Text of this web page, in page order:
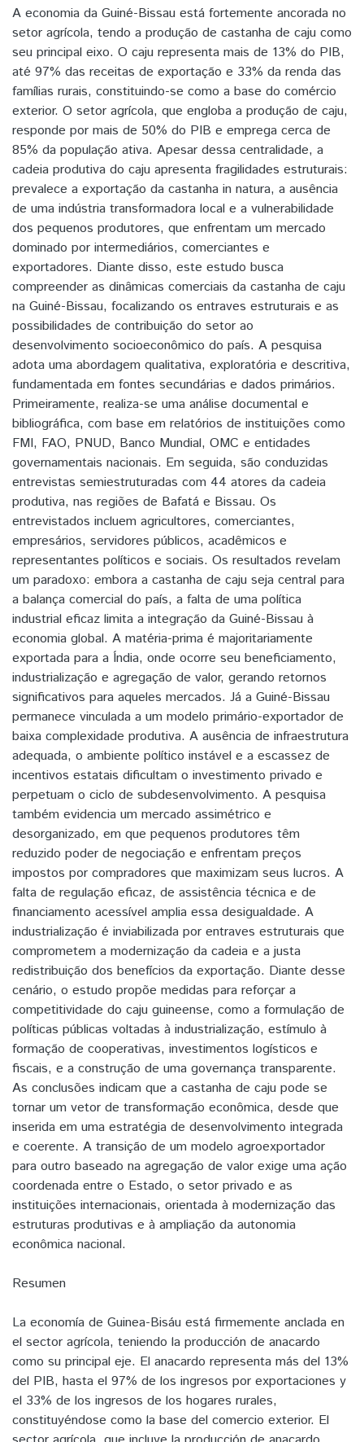
A economia da Guiné-Bissau está fortemente ancorada no
setor agrícola, tendo a produção de castanha de caju como
seu principal eixo. O caju representa mais de 13% do PIB,
até 97% das receitas de exportação e 33% da renda das
famílias rurais, constituindo-se como a base do comércio
exterior. O setor agrícola, que engloba a produção de caju,
responde por mais de 50% do PIB e emprega cerca de
85% da população ativa. Apesar dessa centralidade, a
cadeia produtiva do caju apresenta fragilidades estruturais:
prevalece a exportação da castanha in natura, a ausência
de uma indústria transformadora local e a vulnerabilidade
dos pequenos produtores, que enfrentam um mercado
dominado por intermediários, comerciantes e
exportadores. Diante disso, este estudo busca
compreender as dinâmicas comerciais da castanha de caju
na Guiné-Bissau, focalizando os entraves estruturais e as
possibilidades de contribuição do setor ao
desenvolvimento socioeconômico do país. A pesquisa
adota uma abordagem qualitativa, exploratória e descritiva,
fundamentada em fontes secundárias e dados primários.
Primeiramente, realiza-se uma análise documental e
bibliográfica, com base em relatórios de instituições como
FMI, FAO, PNUD, Banco Mundial, OMC e entidades
governamentais nacionais. Em seguida, são conduzidas
entrevistas semiestruturadas com 44 atores da cadeia
produtiva, nas regiões de Bafatá e Bissau. Os
entrevistados incluem agricultores, comerciantes,
empresários, servidores públicos, acadêmicos e
representantes políticos e sociais. Os resultados revelam
um paradoxo: embora a castanha de caju seja central para
a balança comercial do país, a falta de uma política
industrial eficaz limita a integração da Guiné-Bissau à
economia global. A matéria-prima é majoritariamente
exportada para a Índia, onde ocorre seu beneficiamento,
industrialização e agregação de valor, gerando retornos
significativos para aqueles mercados. Já a Guiné-Bissau
permanece vinculada a um modelo primário-exportador de
baixa complexidade produtiva. A ausência de infraestrutura
adequada, o ambiente político instável e a escassez de
incentivos estatais dificultam o investimento privado e
perpetuam o ciclo de subdesenvolvimento. A pesquisa
também evidencia um mercado assimétrico e
desorganizado, em que pequenos produtores têm
reduzido poder de negociação e enfrentam preços
impostos por compradores que maximizam seus lucros. A
falta de regulação eficaz, de assistência técnica e de
financiamento acessível amplia essa desigualdade. A
industrialização é inviabilizada por entraves estruturais que
comprometem a modernização da cadeia e a justa
redistribuição dos benefícios da exportação. Diante desse
cenário, o estudo propõe medidas para reforçar a
competitividade do caju guineense, como a formulação de
políticas públicas voltadas à industrialização, estímulo à
formação de cooperativas, investimentos logísticos e
fiscais, e a construção de uma governança transparente.
As conclusões indicam que a castanha de caju pode se
tornar um vetor de transformação econômica, desde que
inserida em uma estratégia de desenvolvimento integrada
e coerente. A transição de um modelo agroexportador
para outro baseado na agregação de valor exige uma ação
coordenada entre o Estado, o setor privado e as
instituições internacionais, orientada à modernização das
estruturas produtivas e à ampliação da autonomia
econômica nacional.
Resumen
La economía de Guinea-Bisáu está firmemente anclada en
el sector agrícola, teniendo la producción de anacardo
como su principal eje. El anacardo representa más del 13%
del PIB, hasta el 97% de los ingresos por exportaciones y
el 33% de los ingresos de los hogares rurales,
constituyéndose como la base del comercio exterior. El